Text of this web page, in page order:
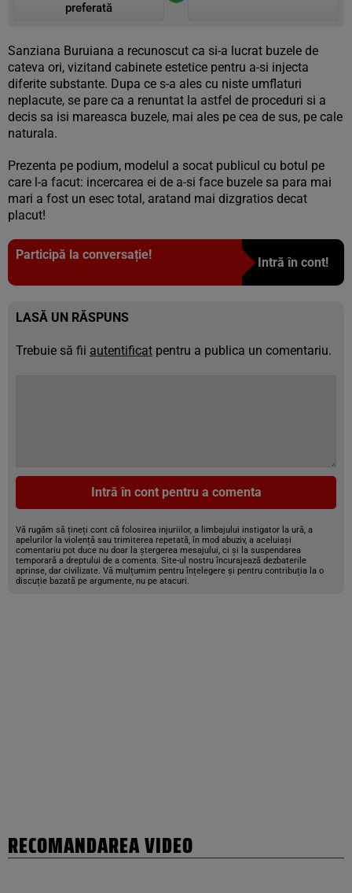
preferată
Sanziana Buruiana a recunoscut ca si-a lucrat buzele de
cateva ori, vizitand cabinete estetice pentru a-si injecta
diferite substante. Dupa ce s-a ales cu niste umflaturi
neplacute, se pare ca a renuntat la astfel de proceduri si a
decis sa isi mareasca buzele, mai ales pe cea de sus, pe cale
naturala.
Prezenta pe podium, modelul a socat publicul cu botul pe
care l-a facut: incercarea ei de a-si face buzele sa para mai
mari a fost un esec total, aratand mai dizgratios decat
placut!
Participă la conversație!
Intră în cont!
LASĂ UN RĂSPUNS
Trebuie să fii autentificat pentru a publica un comentariu.
Intră în cont pentru a comenta
Vă rugăm să țineți cont că folosirea injuriilor, a limbajului instigator la ură, a
apelurilor la violență sau trimiterea repetată, în mod abuziv, a aceluiași
comentariu pot duce nu doar la ștergerea mesajului, ci și la suspendarea
temporară a dreptului de a comenta. Site-ul nostru încurajează dezbaterile
aprinse, dar civilizate. Vă mulțumim pentru înțelegere și pentru contribuția la o
discuție bazată pe argumente, nu pe atacuri.
RECOMANDAREA VIDEO